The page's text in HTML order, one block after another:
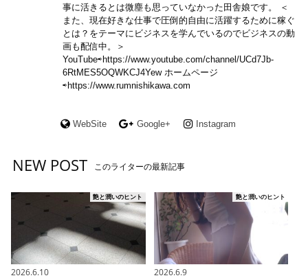
事に活きるとは微塵も思っていなかった田舎娘です。 ＜
また、現在好きな仕事で圧倒的自由に活躍するために稼ぐ
とは？をテーマにビジネスを学んでいるのでビジネスの動
画も配信中。＞
YouTube⇨https://www.youtube.com/channel/UCd7Jb-
6RtMES5OQWKCJ4Yew ホームページ
⇨https://www.rumnishikawa.com
WebSite Google+ Instagram
NEW POST このライターの最新記事
艶と潤いのヒント
2026.6.10
艶と潤いのヒント
2026.6.9